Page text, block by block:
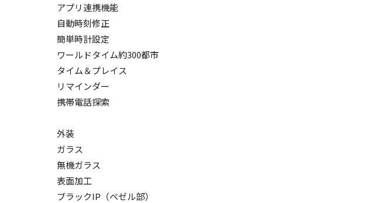
アプリ連携機能
自動時刻修正
簡単時計設定
ワールドタイム約300都市
タイム＆プレイス
リマインダー
携帯電話探索
外装
ガラス
無機ガラス
表面加工
ブラックIP（ベゼル部）